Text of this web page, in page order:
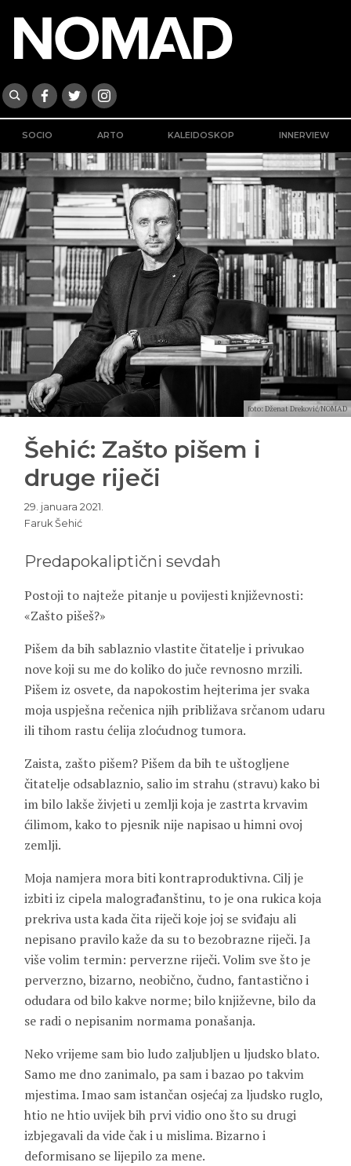
SOCIO ARTO KALEIDOSKOP INNERVIEW
foto: Dženat Dreković/NOMAD
Šehić: Zašto pišem i
druge riječi
29. januara 2021.
Faruk Šehić
Predapokaliptični sevdah
Postoji to najteže pitanje u povijesti književnosti:
«Zašto pišeš?»
Pišem da bih sablaznio vlastite čitatelje i privukao
nove koji su me do koliko do juče revnosno mrzili.
Pišem iz osvete, da napokostim hejterima jer svaka
moja uspješna rečenica njih približava srčanom udaru
ili tihom rastu ćelija zloćudnog tumora.
Zaista, zašto pišem? Pišem da bih te uštogljene
čitatelje odsablaznio, salio im strahu (stravu) kako bi
im bilo lakše živjeti u zemlji koja je zastrta krvavim
ćilimom, kako to pjesnik nije napisao u himni ovoj
zemlji.
Moja namjera mora biti kontraproduktivna. Cilj je
izbiti iz cipela malograđanštinu, to je ona rukica koja
prekriva usta kada čita riječi koje joj se sviđaju ali
nepisano pravilo kaže da su to bezobrazne riječi. Ja
više volim termin: perverzne riječi. Volim sve što je
perverzno, bizarno, neobično, čudno, fantastično i
odudara od bilo kakve norme; bilo književne, bilo da
se radi o nepisanim normama ponašanja.
Neko vrijeme sam bio ludo zaljubljen u ljudsko blato.
Samo me dno zanimalo, pa sam i bazao po takvim
mjestima. Imao sam istančan osjećaj za ljudsko ruglo,
htio ne htio uvijek bih prvi vidio ono što su drugi
izbjegavali da vide čak i u mislima. Bizarno i
deformisano se lijepilo za mene.